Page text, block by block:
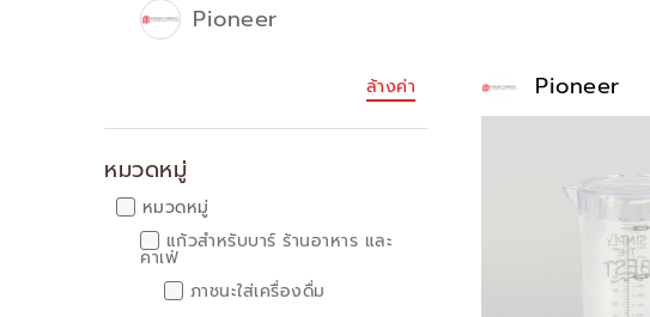
Pioneer
Pioneer
ล้างค่า
หมวดหมู่
หมวดหมู่
แก้วสำหรับบาร์ ร้านอาหาร และ
คาเฟ่
ภาชนะใส่เครื่องดื่ม